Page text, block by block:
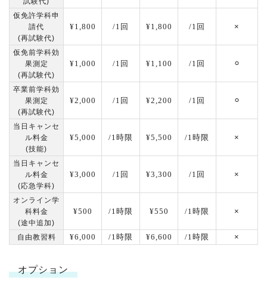
仮免許学科申
請代
(再試験代)
¥1,800 /1回 ¥1,800 /1回 ×
仮免前学科効
果測定
(再試験代)
¥1,000 /1回 ¥1,100 /1回 ⚪︎
卒業前学科効
果測定
(再試験代)
¥2,000 /1回 ¥2,200 /1回 ⚪︎
当日キャンセ
ル料金
(技能)
¥5,000 /1時限 ¥5,500 /1時限 ×
当日キャンセ
ル料金
(応急学科)
¥3,000 /1回 ¥3,300 /1回 ×
オンライン学
科料金
(途中追加)
¥500 /1時限 ¥550 /1時限 ×
自由教習料 ¥6,000 /1時限 ¥6,600 /1時限 ×
オプション